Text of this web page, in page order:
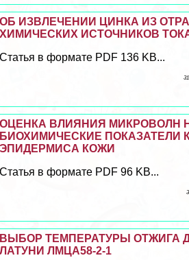
ОБ ИЗВЛЕЧЕНИИ ЦИНКА ИЗ
ХИМИЧЕСКИХ ИСТОЧНИКОВ
Статья в формате PDF 136 KB...
ОЦЕНКА ВЛИЯНИЯ МИКРОВОЛН
БИОХИМИЧЕСКИЕ ПОКАЗАТЕЛИ
ЭПИДЕРМИСА КОЖИ
Статья в формате PDF 96 KB...
ВЫБОР ТЕМПЕРАТУРЫ ОТЖИГА
ЛАТУНИ ЛМЦА58-2-1